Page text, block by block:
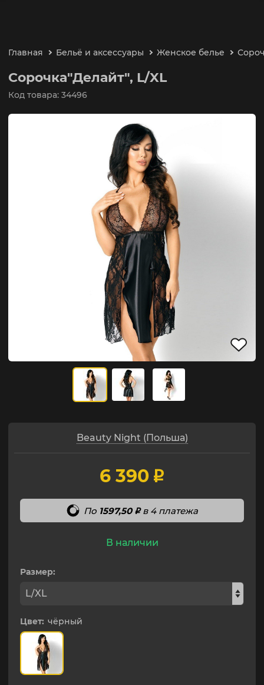
Главная Бельё и аксессуары Женское белье
Сорочка"Делайт", L/XL
Код товара: 34496
Beauty Night (Польша)
6 390 p
По 1597,50 pв 4 платежа
В наличии
Размер:
Цвет: чёрный